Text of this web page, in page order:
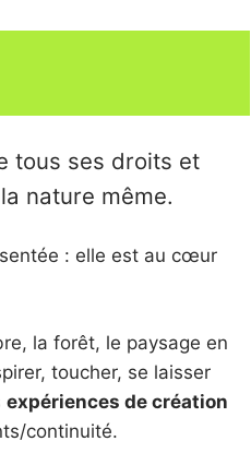
tous ses droits et
nature même.
: elle est au cœur
la forêt, le paysage en
toucher, se laisser
expériences de création
continuité.